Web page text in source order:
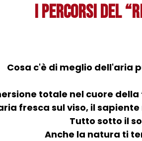
I percorsi del
Cosa c'è di meglio dell'aria
totale nel cuore della
fresca sul viso, il
Tutto sotto il
Anche la natura ti